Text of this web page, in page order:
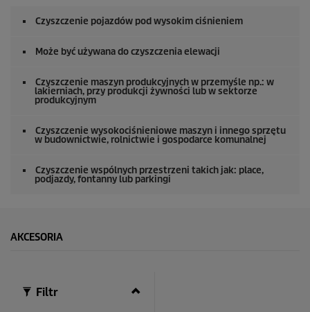
Czyszczenie pojazdów pod wysokim ciśnieniem
Może być używana do czyszczenia elewacji
Czyszczenie maszyn produkcyjnych w przemyśle np.: w
lakierniach, przy produkcji żywności lub w sektorze
produkcyjnym
Czyszczenie wysokociśnieniowe maszyn i innego sprzętu
w budownictwie, rolnictwie i gospodarce komunalnej
Czyszczenie wspólnych przestrzeni takich jak: place,
podjazdy, fontanny lub parkingi
AKCESORIA
Filtr